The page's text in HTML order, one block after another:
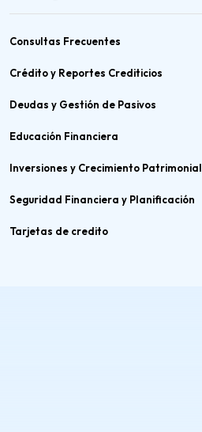
Consultas Frecuentes
Crédito y Reportes Crediticios
Deudas y Gestión de Pasivos
Educación Financiera
Inversiones y Crecimiento Patrimonial
Seguridad Financiera y Planificación
Tarjetas de credito